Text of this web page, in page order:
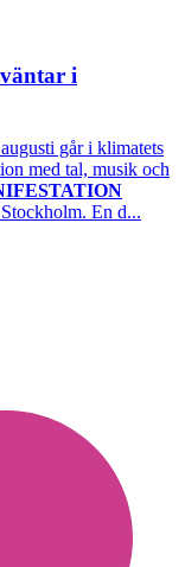
i
går i klimatets
med tal, musik och
En d...